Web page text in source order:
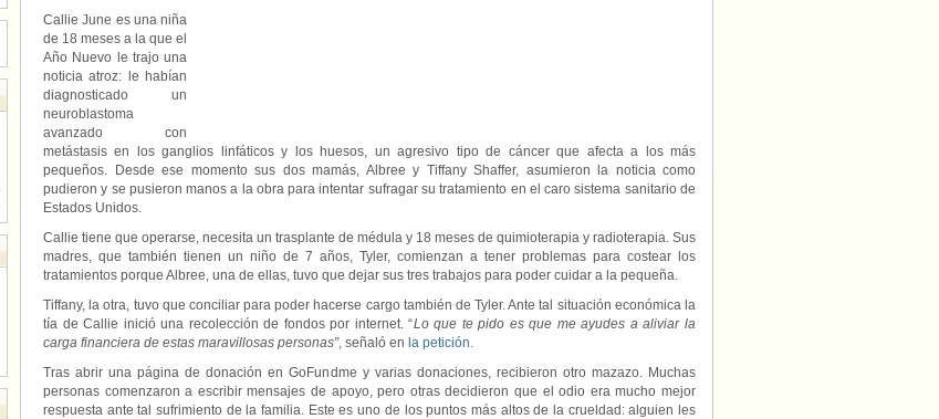
Callie June es una niña
de 18 meses a la que el
Año Nuevo le trajo una
noticia atroz: le habían
diagnosticado un
neuroblastoma
avanzado con
metástasis en los ganglios linfáticos y los huesos, un agresivo tipo de cáncer que afecta a los más
pequeños. Desde ese momento sus dos mamás, Albree y Tiffany Shaffer, asumieron la noticia como
pudieron y se pusieron manos a la obra para intentar sufragar su tratamiento en el caro sistema sanitario de
Estados Unidos.
Callie tiene que operarse, necesita un trasplante de médula y 18 meses de quimioterapia y radioterapia. Sus
madres, que también tienen un niño de 7 años, Tyler, comienzan a tener problemas para costear los
tratamientos porque Albree, una de ellas, tuvo que dejar sus tres trabajos para poder cuidar a la pequeña.
Tiffany, la otra, tuvo que conciliar para poder hacerse cargo también de Tyler. Ante tal situación económica la
tía de Callie inició una recolección de fondos por internet. “Lo que te pido es que me ayudes a aliviar la
carga financiera de estas maravillosas personas”, señaló en la petición.
Tras abrir una página de donación en GoFundme y varias donaciones, recibieron otro mazazo. Muchas
personas comenzaron a escribir mensajes de apoyo, pero otras decidieron que el odio era mucho mejor
respuesta ante tal sufrimiento de la familia. Este es uno de los puntos más altos de la crueldad: alguien les